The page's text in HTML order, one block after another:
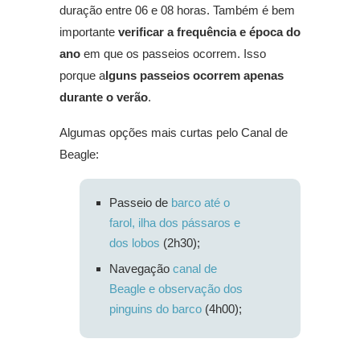
duração entre 06 e 08 horas. Também é bem
importante verificar a frequência e época do
ano em que os passeios ocorrem. Isso
porque alguns passeios ocorrem apenas
durante o verão.
Algumas opções mais curtas pelo Canal de
Beagle:
Passeio de barco até o
farol, ilha dos pássaros e
dos lobos (2h30);
Navegação canal de
Beagle e observação dos
pinguins do barco (4h00);